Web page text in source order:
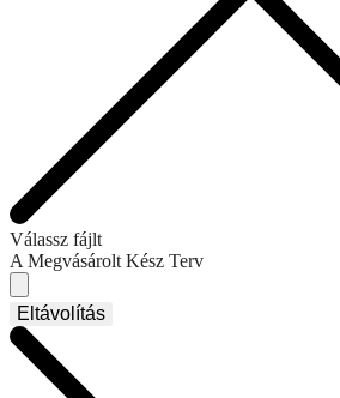
Válassz fájlt
A Megvásárolt Kész Terv
Eltávolítás